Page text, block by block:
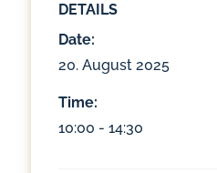
DETAILS
Date:
20. August 2025
Time:
10:00 - 14:30